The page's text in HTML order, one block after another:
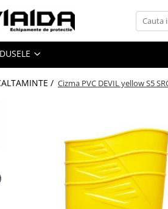
/ Cizma PVC DEVIL yellow S5